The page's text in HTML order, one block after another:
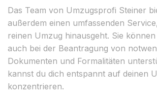
Das Team von Umzugsprofi Steiner
außerdem einen umfassenden
reinen Umzug hinausgeht. Sie können
auch bei der Beantragung von
Dokumenten und Formalitäten
kannst du dich entspannt auf deinen
konzentrieren.